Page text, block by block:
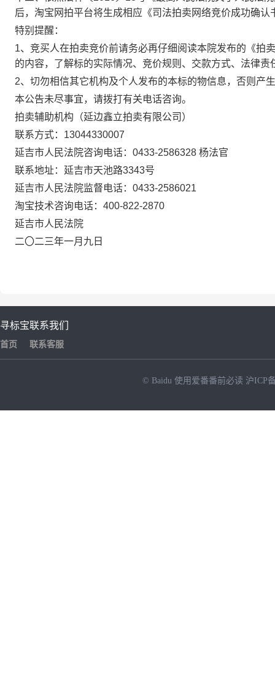
后，淘宝网拍平台将生成相应《司法拍卖网络竞价成功确
特别提醒：
1、竞买人在拍卖竞价前请务必再仔细阅读本院发布的《拍
的内容，了解标的实际情况、竞价规则、交款方式、法律责
2、切勿相信其它机构及个人发布的本标的物信息，否则产
本公告未尽事宜，请拨打有关电话咨询。
拍卖辅助机构（延边鑫立拍卖有限公司）
联系方式： 13044330007
延吉市人民法院咨询电话： 0433-2586328 杨法官
联系地址：延吉市天池路3343号
延吉市人民法院监督电话： 0433-2586021
淘宝技术咨询电话： 400-822-2870
延吉市人民法院
二〇二三年一月九日
寻标宝
首页
联系我们
联系客服
© Baidu 使用爱番番前必读 沪ICP